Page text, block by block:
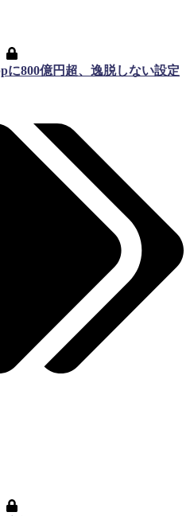
に800億円超、逸脱しない設定